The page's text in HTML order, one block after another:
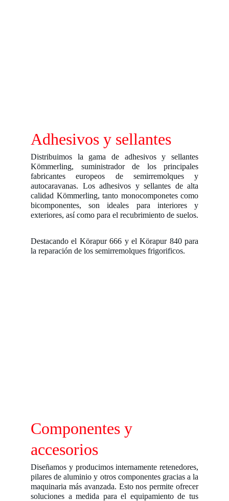
Adhesivos y sellantes
Distribuimos la gama de adhesivos y sellantes
Kömmerling, suministrador de los principales
fabricantes europeos de semirremolques y
autocaravanas. Los adhesivos y sellantes de alta
calidad Kömmerling, tanto monocomponetes como
bicomponentes, son ideales para interiores y
exteriores, así como para el recubrimiento de suelos.
Destacando el Körapur 666 y el Körapur 840 para
la reparación de los semirremolques frigorificos.
Componentes y
accesorios
Diseñamos y producimos internamente retenedores,
pilares de aluminio y otros componentes gracias a la
maquinaria más avanzada. Esto nos permite ofrecer
soluciones a medida para el equipamiento de tus